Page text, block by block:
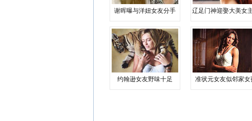
谢晖曝与洋妞女友分手 辽足门神迎娶大美女
约翰逊女友野味十足 准状元女友似邻家女